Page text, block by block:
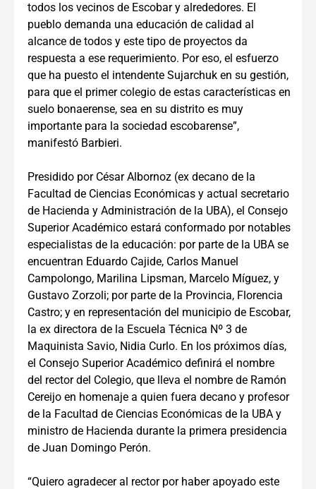
todos los vecinos de Escobar y alrededores. El
pueblo demanda una educación de calidad al
alcance de todos y este tipo de proyectos da
respuesta a ese requerimiento. Por eso, el esfuerzo
que ha puesto el intendente Sujarchuk en su gestión,
para que el primer colegio de estas características en
suelo bonaerense, sea en su distrito es muy
importante para la sociedad escobarense”,
manifestó Barbieri.
Presidido por César Albornoz (ex decano de la
Facultad de Ciencias Económicas y actual secretario
de Hacienda y Administración de la UBA), el Consejo
Superior Académico estará conformado por notables
especialistas de la educación: por parte de la UBA se
encuentran Eduardo Cajide, Carlos Manuel
Campolongo, Marilina Lipsman, Marcelo Míguez, y
Gustavo Zorzoli; por parte de la Provincia, Florencia
Castro; y en representación del municipio de Escobar,
la ex directora de la Escuela Técnica Nº 3 de
Maquinista Savio, Nidia Curlo. En los próximos días,
el Consejo Superior Académico definirá el nombre
del rector del Colegio, que lleva el nombre de Ramón
Cereijo en homenaje a quien fuera decano y profesor
de la Facultad de Ciencias Económicas de la UBA y
ministro de Hacienda durante la primera presidencia
de Juan Domingo Perón.
“Quiero agradecer al rector por haber apoyado este